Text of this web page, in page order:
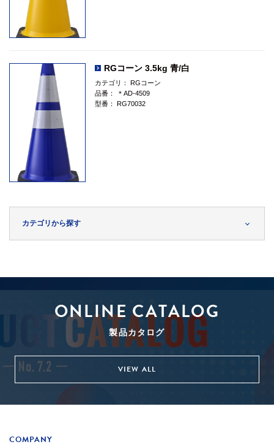
RGコーン 3.5kg 青/白
カテゴリ：
RGコーン
品番：
＊AD-4509
型番：
RG70032
カテゴリから探す
ONLINE CATALOG
製品カタログ
VIEW ALL
COMPANY